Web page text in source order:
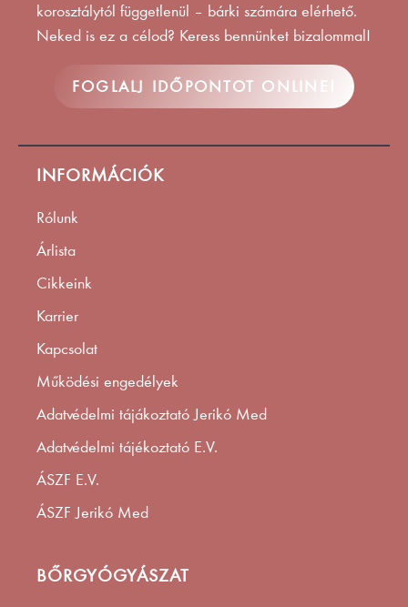
korosztálytól függetlenül – bárki számára elérhető.
Neked is ez a célod? Keress bennünket bizalommal!
FOGLALJ IDŐPONTOT ONLINE!
INFORMÁCIÓK
Rólunk
Árlista
Cikkeink
Karrier
Kapcsolat
Működési engedélyek
Adatvédelmi tájákoztató Jerikó Med
Adatvédelmi tájékoztató E.V.
ÁSZF E.V.
ÁSZF Jerikó Med
BŐRGYÓGYÁSZAT